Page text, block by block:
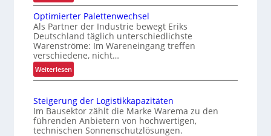
e
r
n
i
r
t
m
h
i
t
z
l
e
g
t
S
T
r
a
n
s
p
a
e
n
t
e
Optimierter Palettenwechsel
Als Partner der Industrie bewegt Eriks
Deutschland täglich unterschiedlichste
Warenströme: Im Wareneingang treffen
verschiedene, nicht…
Weiterlesen:
O
t
i
m
Steigerung der Logistikkapazitäten
Im Bausektor zählt die Marke Warema zu den
führenden Anbietern von hochwertigen,
technischen Sonnenschutzlösungen.